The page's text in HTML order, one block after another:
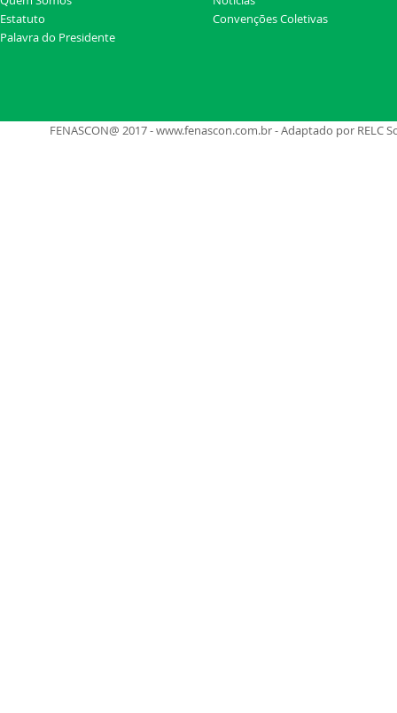
Estatuto
Palavra do Presidente
Convenções Coletivas
FENASCON@ 2017 - www.fenascon.com.br - Adaptado por